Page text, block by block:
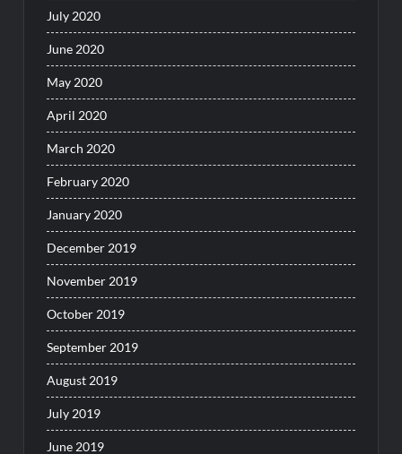
July 2020
June 2020
May 2020
April 2020
March 2020
February 2020
January 2020
December 2019
November 2019
October 2019
September 2019
August 2019
July 2019
June 2019